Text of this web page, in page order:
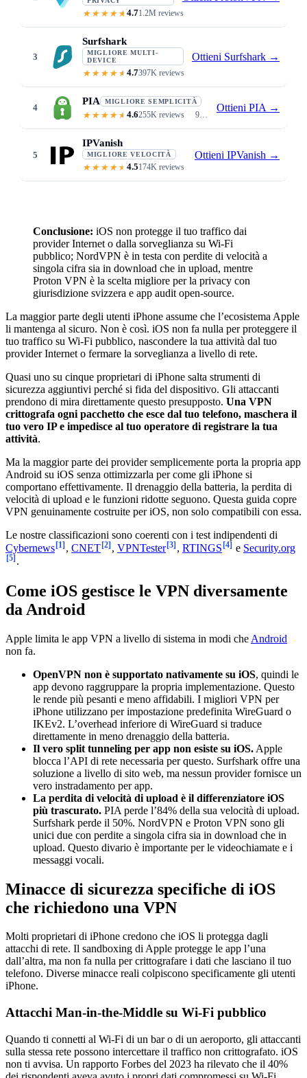
4.71.2M reviews
3
Surfshark
MIGLIORE MULTI-
DEVICE
4.7397K reviews
Ottieni Surfshark →
4
PIA MIGLIORE SEMPLICITÀ
4.6255K reviews 9.4/10 ease of use · 35,000+ servers · auto-connect on untrusted Wi-Fi
Ottieni PIA →
5
IPVanish
MIGLIORE VELOCITÀ
4.5174K reviews
Ottieni IPVanish →
Conclusione: iOS non protegge il tuo traffico dai
provider Internet o dalla sorveglianza su Wi-Fi
pubblico; NordVPN è in testa con perdite di velocità a
singola cifra sia in download che in upload, mentre
Proton VPN è la scelta migliore per la privacy con
giurisdizione svizzera e app audit open-source.
La maggior parte degli utenti iPhone assume che l’ecosistema Apple
li mantenga al sicuro. Non è così. iOS non fa nulla per proteggere il
tuo traffico su Wi-Fi pubblico, nascondere la tua attività dal tuo
provider Internet o fermare la sorveglianza a livello di rete.
Quasi uno su cinque proprietari di iPhone salta strumenti di
sicurezza aggiuntivi perché si fida del dispositivo. Gli attaccanti
prendono di mira direttamente questo presupposto. Una VPN
crittografa ogni pacchetto che esce dal tuo telefono, maschera il
tuo vero IP e impedisce al tuo operatore di registrare la tua
attività.
Ma la maggior parte dei provider semplicemente porta la propria app
Android su iOS senza ottimizzarla per come gli iPhone si
comportano effettivamente. Il drenaggio della batteria, la perdita di
velocità di upload e le funzioni ridotte seguono. Questa guida copre
VPN genuinamente costruite per iOS, non solo compatibili con essa.
Le nostre classificazioni sono coerenti con i test indipendenti di
Cybernews [1] , CNET [2] , VPNTester [3] , RTINGS [4] e Security.org
[5] .
Come iOS gestisce le VPN diversamente
da Android
Apple limita le app VPN a livello di sistema in modi che Android
non fa.
OpenVPN non è supportato nativamente su iOS, quindi le
app devono raggruppare la propria implementazione. Questo
le rende più pesanti e meno affidabili. I migliori VPN per
iPhone utilizzano per impostazione predefinita WireGuard o
IKEv2. L’overhead inferiore di WireGuard si traduce
direttamente in meno drenaggio della batteria.
Il vero split tunneling per app non esiste su iOS. Apple
blocca l’API di rete necessaria per questo. Surfshark offre una
soluzione a livello di sito web, ma nessun provider fornisce un
vero instradamento per app.
La perdita di velocità di upload è il differenziatore iOS
più trascurato. PIA perde l’84% della sua velocità di upload.
Surfshark perde il 50%. NordVPN e Proton VPN sono gli
unici due con perdite a singola cifra sia in download che in
upload. Questo divario è importante per le videochiamate e i
messaggi vocali.
Minacce di sicurezza specifiche di iOS
che richiedono una VPN
Molti proprietari di iPhone credono che iOS li protegga dagli
attacchi di rete. Il sandboxing di Apple protegge le app l’una
dall’altra, ma non fa nulla per crittografare i dati che lasciano il tuo
telefono. Diverse minacce reali colpiscono specificamente gli utenti
iPhone.
Attacchi Man-in-the-Middle su Wi-Fi pubblico
Quando ti connetti al Wi-Fi di un bar o di un aeroporto, gli attaccanti
sulla stessa rete possono intercettare il traffico non crittografato. iOS
non ti avvisa. Un rapporto Forbes del 2023 ha rilevato che il 40%